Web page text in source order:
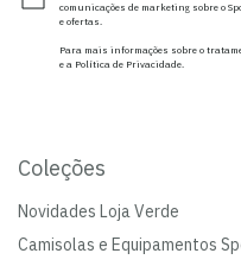
comunicações de marketing sobre o
e ofertas.
Para mais informações sobre o
e a Política de Privacidade.
Coleções
Novidades Loja Verde
Camisolas e Equipamentos